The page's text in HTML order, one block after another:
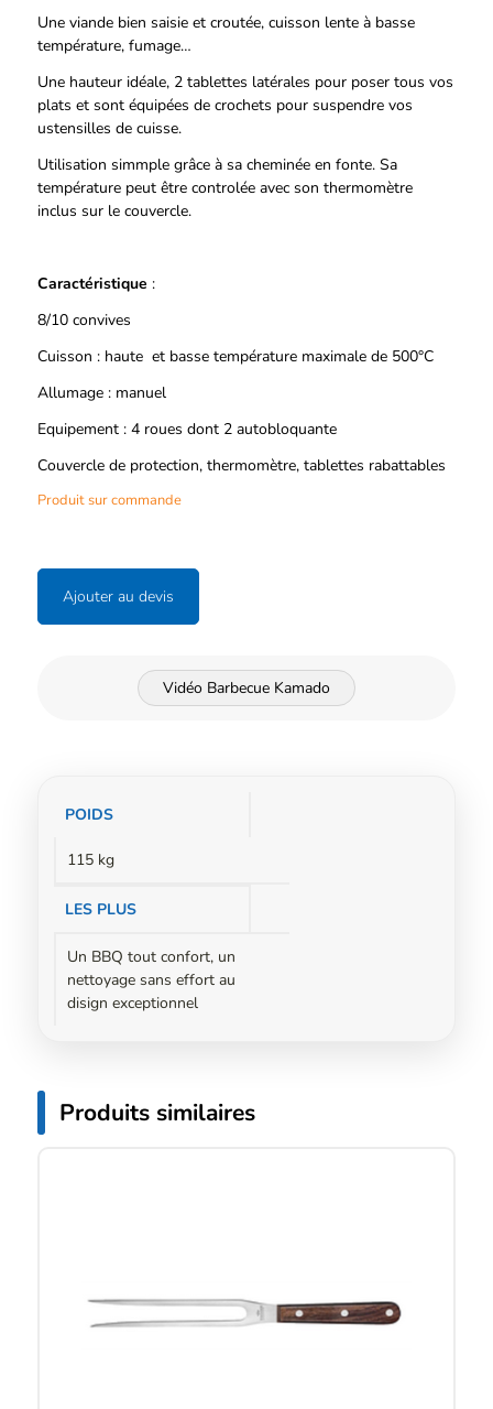
Une viande bien saisie et croutée, cuisson lente à basse
température, fumage…
Une hauteur idéale, 2 tablettes latérales pour poser tous vos
plats et sont équipées de crochets pour suspendre vos
ustensilles de cuisse.
Utilisation simmple grâce à sa cheminée en fonte. Sa
température peut être controlée avec son thermomètre
inclus sur le couvercle.
Caractéristique :
8/10 convives
Cuisson : haute et basse température maximale de 500°C
Allumage: manuel
Equipement : 4 roues dont 2 autobloquante
Couvercle de protection, thermomètre, tablettes rabattables
Produit sur commande
Ajouter au devis
Vidéo Barbecue Kamado
Informations
POIDS
115 kg
LES PLUS
Un BBQ tout confort, un
nettoyage sans effort au
disign exceptionnel
Produits similaires